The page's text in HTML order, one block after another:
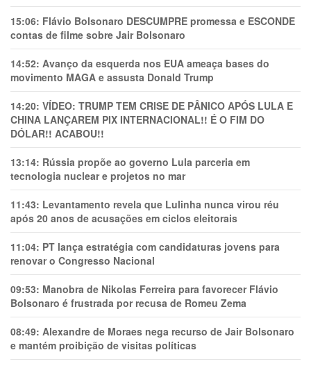
15:06: Flávio Bolsonaro DESCUMPRE promessa e ESCONDE
contas de filme sobre Jair Bolsonaro
14:52: Avanço da esquerda nos EUA ameaça bases do
movimento MAGA e assusta Donald Trump
14:20: VÍDEO: TRUMP TEM CRlSE DE PÂNlCO APÓS LULA E
CHINA LANÇAREM PIX INTERNACIONAL!! É O FIM DO
DÓLAR!! ACABOU!!
13:14: Rússia propõe ao governo Lula parceria em
tecnologia nuclear e projetos no mar
11:43: Levantamento revela que Lulinha nunca virou réu
após 20 anos de acusações em ciclos eleitorais
11:04: PT lança estratégia com candidaturas jovens para
renovar o Congresso Nacional
09:53: Manobra de Nikolas Ferreira para favorecer Flávio
Bolsonaro é frustrada por recusa de Romeu Zema
08:49: Alexandre de Moraes nega recurso de Jair Bolsonaro
e mantém proibição de visitas políticas